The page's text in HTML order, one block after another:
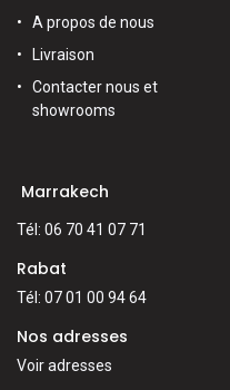
A propos de nous
Livraison
Contacter nous et
showrooms
Marrakech
Tél: 06 70 41 07 71
Rabat
Tél: 07 01 00 94 64
Nos adresses
Voir adresses